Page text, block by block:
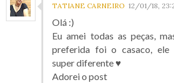
TATIANE CARNEIRO 12/01/18,
Olá :)
Eu amei todas as peças,
preferida foi o casaco,
super diferente ♥
Adorei o post